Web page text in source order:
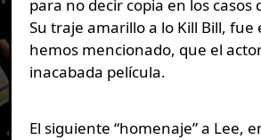
para no decir copia en los casos
Su traje amarillo a lo Kill Bill,
hemos mencionado, que el
inacabada película.
El siguiente “homenaje” a Lee,